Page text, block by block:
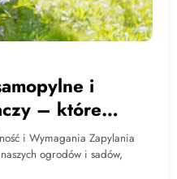
i
– które
w
sobie same
i Wymagania Zapylania
ogrodów i sadów,